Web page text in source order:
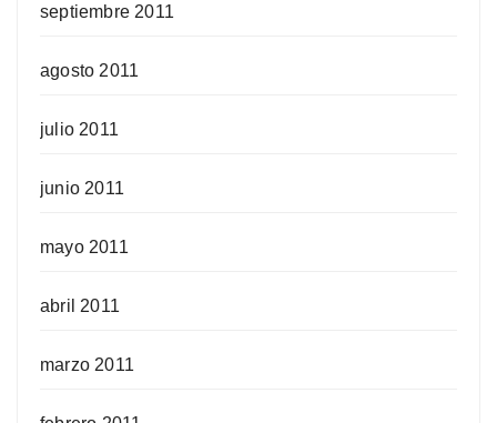
septiembre 2011
agosto 2011
julio 2011
junio 2011
mayo 2011
abril 2011
marzo 2011